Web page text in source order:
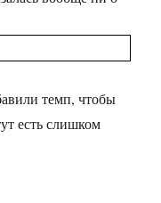
темп, чтобы
есть слишком